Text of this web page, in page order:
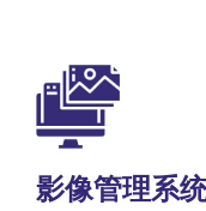
影像管理系